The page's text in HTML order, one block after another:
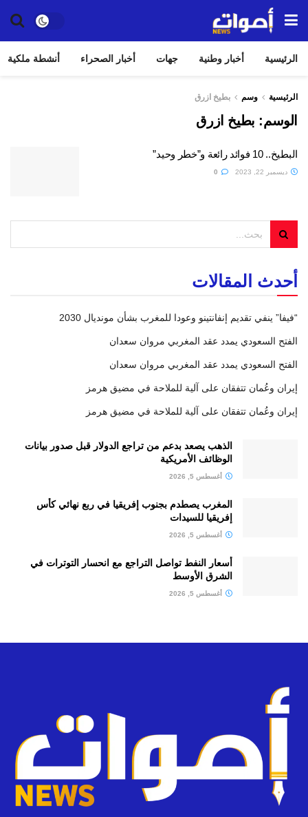
الرئيسية أخبار وطنية جهات أخبار الصحراء أنشطة ملكية
الرئيسية وسم بطيخ ازرق
الوسم: بطيخ ازرق
البطيخ.. 10 فوائد رائعة و”خطر وحيد”
ديسمبر 22, 2023
أحدث المقالات
“فيفا” ينفي تقديم إنفانتينو وعودا للمغرب بشأن مونديال 2030
الفتح السعودي يمدد عقد المغربي مروان سعدان
الفتح السعودي يمدد عقد المغربي مروان سعدان
إيران وعُمان تتفقان على آلية للملاحة في مضيق هرمز
إيران وعُمان تتفقان على آلية للملاحة في مضيق هرمز
الذهب يصعد بدعم من تراجع الدولار قبل صدور بيانات
الوظائف الأمريكية
أغسطس 5, 2026
المغرب يصطدم بجنوب إفريقيا في ربع نهائي كأس
إفريقيا للسيدات
أغسطس 5, 2026
أسعار النفط تواصل التراجع مع انحسار التوترات في
الشرق الأوسط
أغسطس 5, 2026